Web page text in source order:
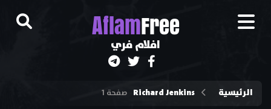
AflamFree
افلام فري
الرئيسية Richard Jenkins صفحة 1